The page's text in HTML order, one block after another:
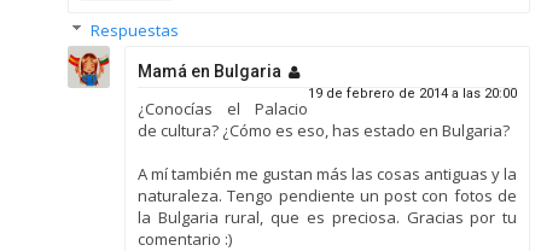
Respuestas
Mamá en Bulgaria
19 de febrero de 2014 a las 20:00
¿Conocías el Palacio
de cultura? ¿Cómo es eso, has estado en Bulgaria?
A mí también me gustan más las cosas antiguas y la
naturaleza. Tengo pendiente un post con fotos de
la Bulgaria rural, que es preciosa. Gracias por tu
comentario :)